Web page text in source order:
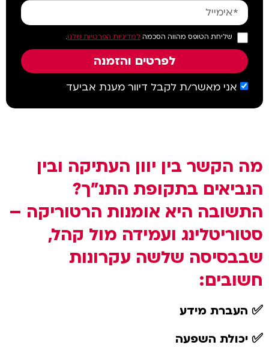
אני מאשר/ת לקבל דיוור מענת אביעד
שליחת הטופס מהווה הסכמה למדיניות הפרטיות שלנו.
לפרטים והזמנה
מה הקשר בין יוון העתיקה ובין
הנביאים בתקופת התנ"ך?
התשובה היא אומנות הרטוריקה –
סטוריטלינג ועמידה מול קהל,
שבבסיסה שלשה עקרונות
חשובים:
✅ העברת מידע
✅ יכולת השפעה